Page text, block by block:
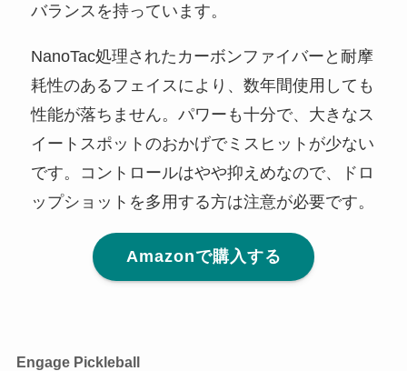
バランスを持っています。
NanoTac処理されたカーボンファイバーと耐摩
耗性のあるフェイスにより、数年間使用しても
性能が落ちません。パワーも十分で、大きなス
イートスポットのおかげでミスヒットが少ない
です。コントロールはやや抑えめなので、ドロ
ップショットを多用する方は注意が必要です。
Amazonで購入する
Engage Pickleball